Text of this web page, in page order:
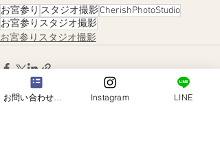
お宮参り スタジオ撮影CherishPhotoStudio
お宮参りスタジオ撮影
お宮参りスタジオ撮影
Instagram LINE